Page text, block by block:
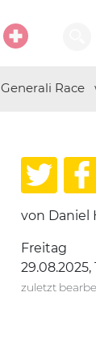
Generali Race
von Daniel
Freitag
29.08.2025,
zuletzt